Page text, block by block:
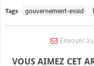
Tags : gouvernement-essid
Envoyer à
VOUS AIMEZ CET